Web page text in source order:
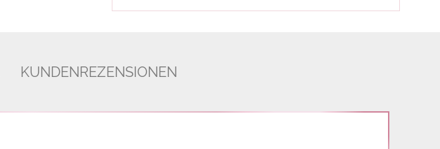
KUNDENREZENSIONEN